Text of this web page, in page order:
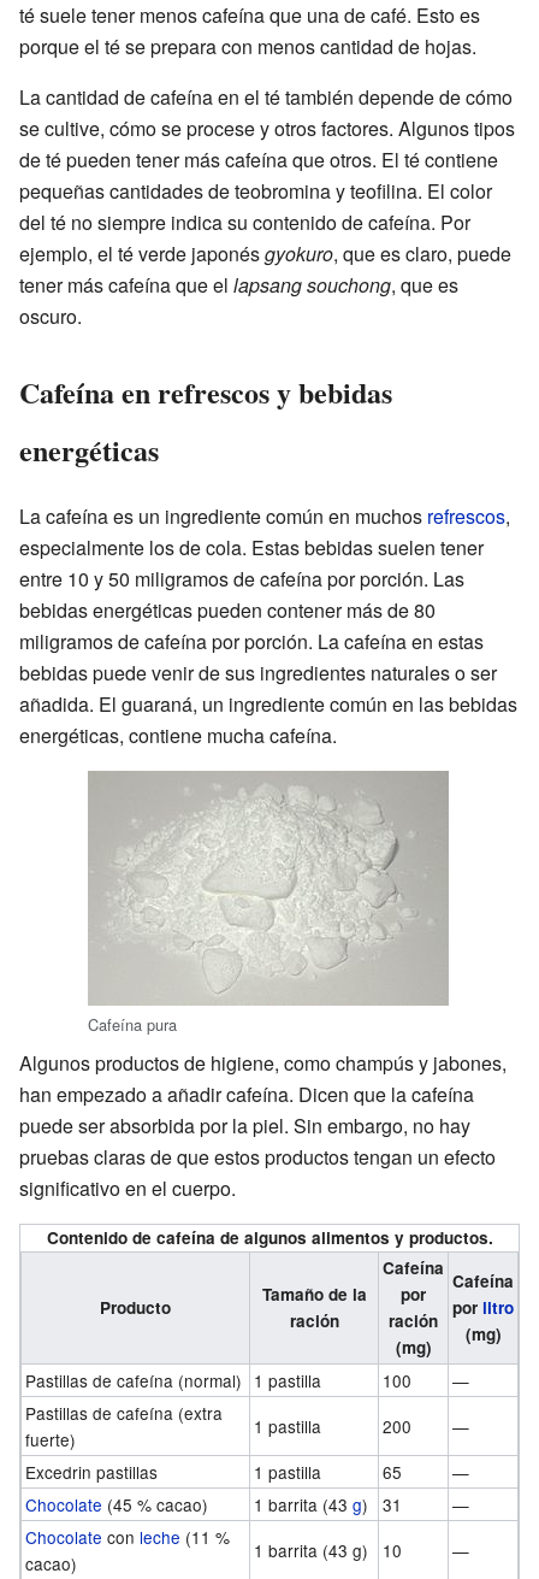
té suele tener menos cafeína que una de café. Esto es
porque el té se prepara con menos cantidad de hojas.
La cantidad de cafeína en el té también depende de cómo
se cultive, cómo se procese y otros factores. Algunos tipos
de té pueden tener más cafeína que otros. El té contiene
pequeñas cantidades de teobromina y teofilina. El color
del té no siempre indica su contenido de cafeína. Por
ejemplo, el té verde japonésgyokuro, que es claro, puede
tener más cafeína que el lapsang souchong, que es
oscuro.
Cafeína en refrescos y bebidas
energéticas
La cafeína es un ingrediente común en muchos refrescos,
especialmente los de cola. Estas bebidas suelen tener
entre 10 y 50 miligramos de cafeína por porción. Las
bebidas energéticas pueden contener más de 80
miligramos de cafeína por porción. La cafeína en estas
bebidas puede venir de sus ingredientes naturales o ser
añadida. El guaraná, un ingrediente común en las bebidas
energéticas, contiene mucha cafeína.
Cafeína pura
Algunos productos de higiene, como champús y jabones,
han empezado a añadir cafeína. Dicen que la cafeína
puede ser absorbida por la piel. Sin embargo, no hay
pruebas claras de que estos productos tengan un efecto
significativo en el cuerpo.
Contenido de cafeína de algunos alimentos y productos.
Producto
Tamaño de la
ración
Cafeína
por
ración
(mg)
Cafeína
por litro
(mg)
Pastillas de cafeína (normal) 1 pastilla 100
—
Pastillas de cafeína (extra
fuerte)
1 pastilla 200
—
Excedrin pastillas
1 pastilla 65
—
Chocolate (45 % cacao) 1 barrita (43 g) 31
—
Chocolate con leche (11 %
cacao)
1 barrita (43 g) 10 —